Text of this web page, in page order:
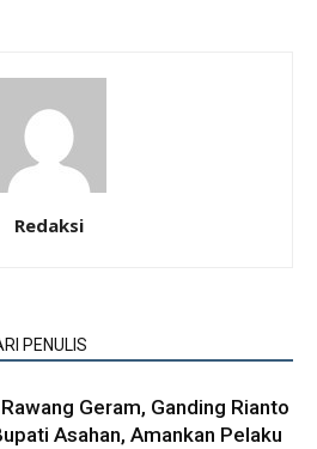
Redaksi
PENULIS
Geram, Ganding Rianto
Asahan, Amankan Pelaku